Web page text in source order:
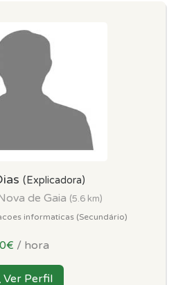
(Explicadora)
de Gaia (5.6 km)
informaticas (Secundário)
/ hora
Ver Perfil